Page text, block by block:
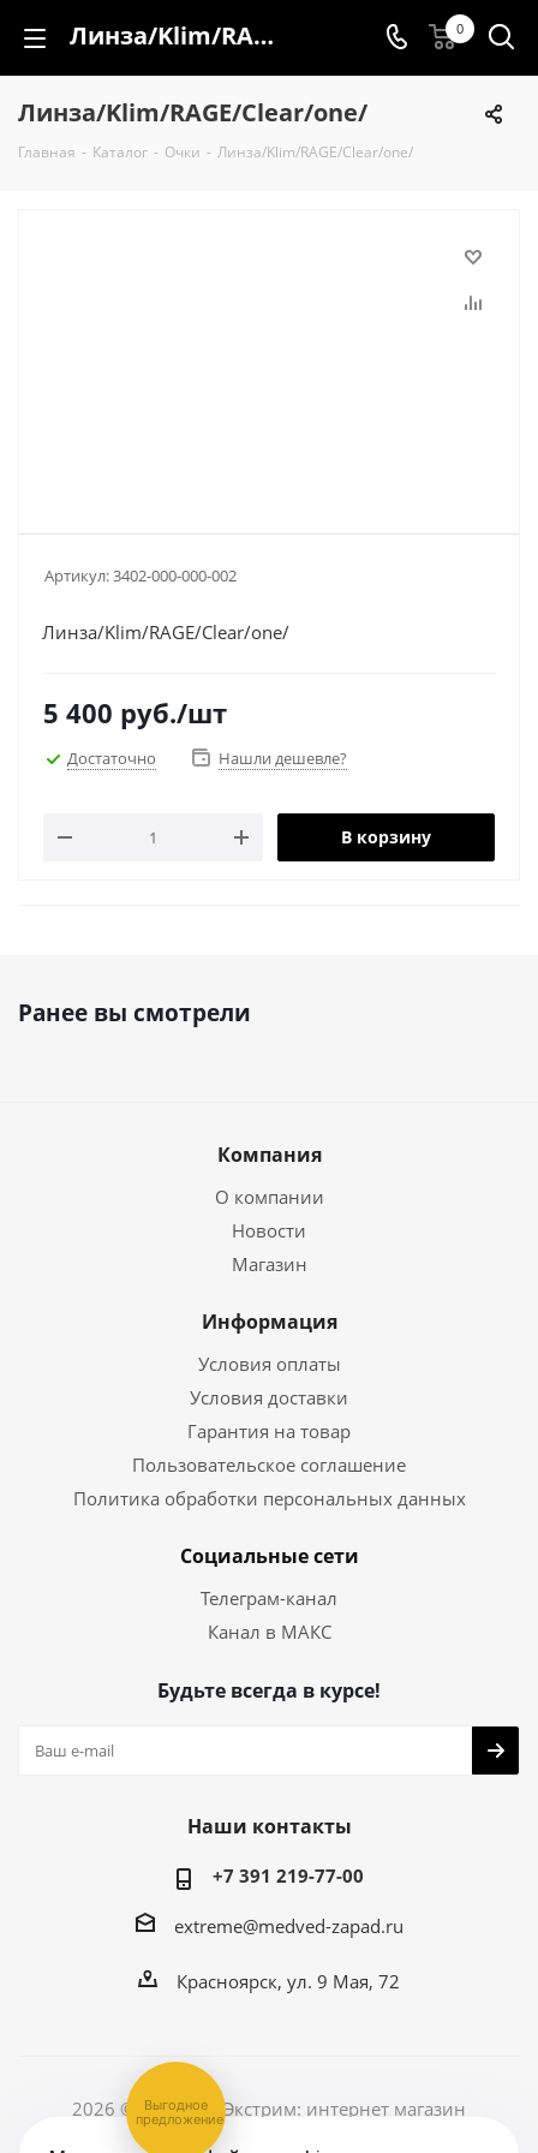
Линза/Klim/RAGE/Clear/one/ 0
Линза/Klim/RAGE/Clear/one/
Главная - Каталог - Очки - Линза/Klim/RAGE/Clear/one/
Артикул:3402-000-000-002
Линза/Klim/RAGE/Clear/one/
5 400 руб./шт
Достаточно Нашли дешевле?
В корзину
Ранее вы смотрели
Компания
О компании
Новости
Магазин
Информация
Условия оплаты
Условия доставки
Гарантия на товар
Пользовательское соглашение
Политика обработки персональных данных
Социальные сети
Телеграм-канал
Канал в МАКС
Будьте всегда в курсе!
Наши контакты
+7 391 219-77-00
extreme@medved-zapad.ru
Красноярск, ул. 9 Мая, 72
2026 © Медведь Экстрим: интернет магазин
Выгодное
предложение